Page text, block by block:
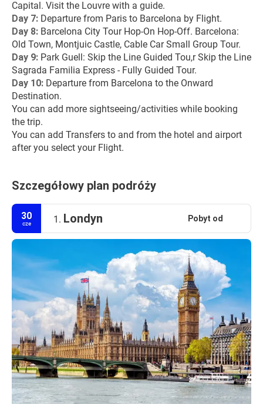
Capital. Visit the Louvre with a guide.
Day 7: Departure from Paris to Barcelona by Flight.
Day 8: Barcelona City Tour Hop-On Hop-Off. Barcelona:
Old Town, Montjuic Castle, Cable Car Small Group Tour.
Day 9: Park Guell: Skip the Line Guided Tou,r Skip the Line
Sagrada Familia Express - Fully Guided Tour.
Day 10: Departure from Barcelona to the Onward
Destination.
You can add more sightseeing/activities while booking
the trip.
You can add Transfers to and from the hotel and airport
after you select your Flight.
Szczegółowy plan podróży
30
cze 1. Londyn Pobyt od